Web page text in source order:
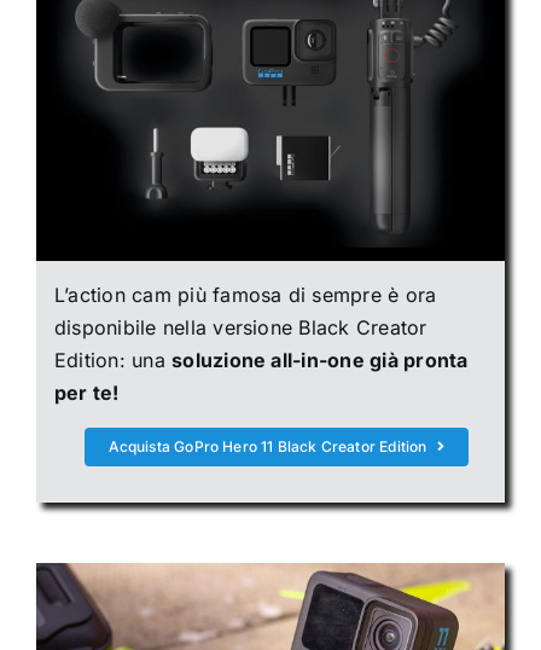
L’action cam più famosa di sempre è ora
disponibile nella versione Black Creator
Edition: unasoluzione all-in-one già pronta
per te!
Acquista GoPro Hero 11 Black Creator Edition